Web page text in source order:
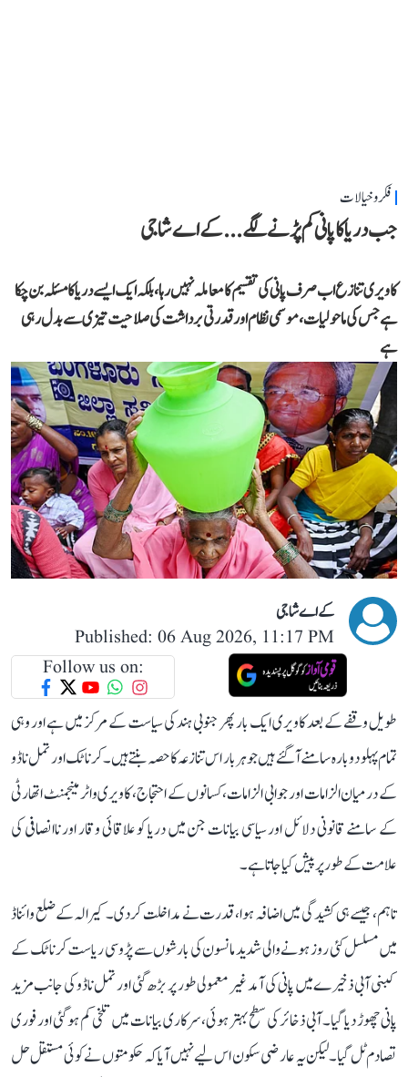
فکر و خیالات
جب دریا کا پانی کم پڑنے لگے...کے اے شاجی
کاویری تنازع اب صرف پانی کی تقسیم کا معاملہ نہیں رہا، بلکہ ایک ایسے دریا کا مسئلہ بن چکا
ہے جس کی ماحولیات، موسمی نظام اور قدرتی برداشت کی صلاحیت تیزی سے بدل رہی
ہے
کے اے شاجی
Published: 06 Aug 2026, 11:17 PM
Follow us on:
طویل وقفے کے بعد کاویری ایک بار پھر جنوبی ہند کی سیاست کے مرکز میں ہے اور وہی
تمام پہلو دوبارہ سامنے آ گئے ہیں جو ہر بار اس تنازعہ کا حصہ بنتے ہیں۔ کرناٹک اور تمل ناڈو
کے درمیان الزامات اور جوابی الزامات، کسانوں کے احتجاج، کاویری واٹر مینجمنٹ اتھارٹی
کے سامنے قانونی دلائل اور سیاسی بیانات جن میں دریا کو علاقائی وقار اور ناانصافی کی
علامت کے طور پر پیش کیا جاتا ہے۔
تاہم، جیسے ہی کشیدگی میں اضافہ ہوا، قدرت نے مداخلت کر دی۔ کیرالہ کے ضلع وائناڈ
میں مسلسل کئی روز ہونے والی شدید مانسون کی بارشوں سے پڑوسی ریاست کرناٹک کے
کبنی آبی ذخیرے میں پانی کی آمد غیر معمولی طور پر بڑھ گئی اور تمل ناڈو کی جانب مزید
پانی چھوڑ دیا گیا۔ آبی ذخائر کی سطح بہتر ہوئی، سرکاری بیانات میں تلخی کم ہو گئی اور فوری
تصادم ٹل گیا۔ لیکن یہ عارضی سکون اس لیے نہیں آیا کہ حکومتوں نے کوئی مستقل حل